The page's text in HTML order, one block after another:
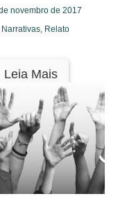
novembro de 2017
Narrativas, Relato
Leia Mais